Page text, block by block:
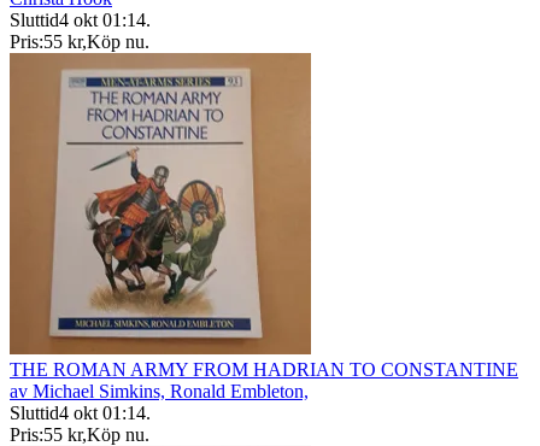
Sluttid4 okt 01:14.
Pris:55 kr,Köp nu.
THE ROMAN ARMY FROM HADRIAN TO CONSTANTINE
av Michael Simkins, Ronald Embleton,
Sluttid4 okt 01:14.
Pris:55 kr,Köp nu.